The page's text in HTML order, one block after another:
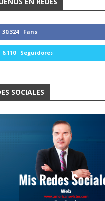
30,324 Fans
6,110 Seguidores
SOCIALES